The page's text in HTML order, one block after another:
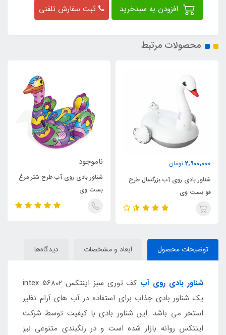
ثبت سفارش تلفنی
محصولات مرتبط
طرح
ناموجود
شناور بادی روی آب طرح شتر مرغ
شناور بادی روی آب
توضیحات محصول ابعاد و مشخصات دیدگاه‌ها
شناور بادی روی آب
کف توری سبز اینتکس intex 56802
یک شناور بادی جذاب برای استفاده در آب های آرام نظیر
استخر می باشد. این شناور بادی با کیفیت توسط شرکت
اینتکس روانه بازار شده است و در رنگبندی متنوعی نیز